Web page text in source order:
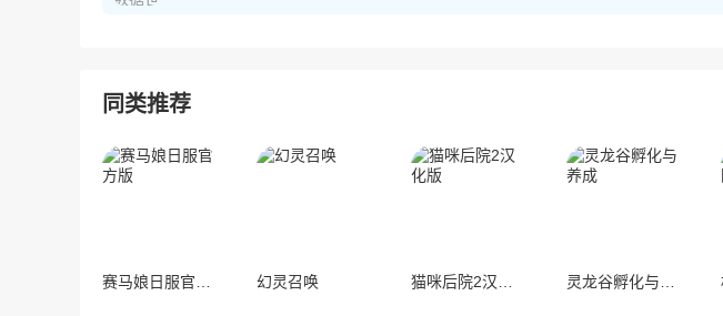
同类推荐
幻灵召唤